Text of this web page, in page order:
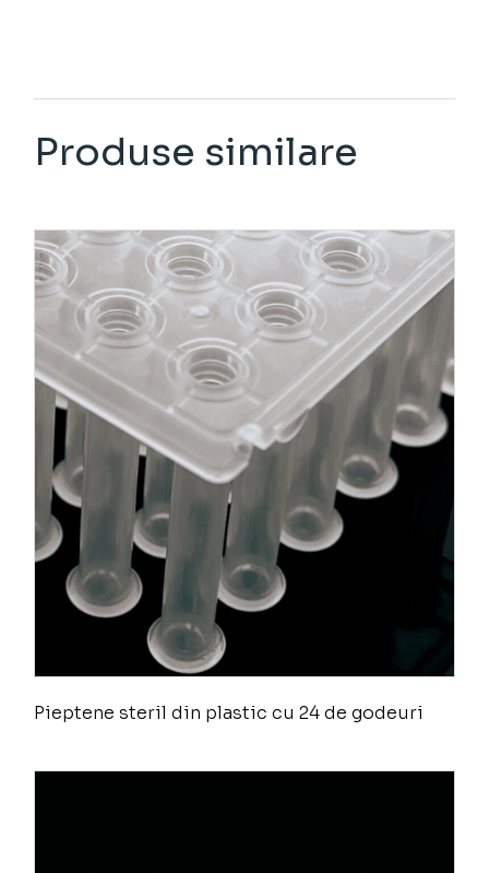
Produse similare
Pieptene steril din plastic cu 24 de godeuri